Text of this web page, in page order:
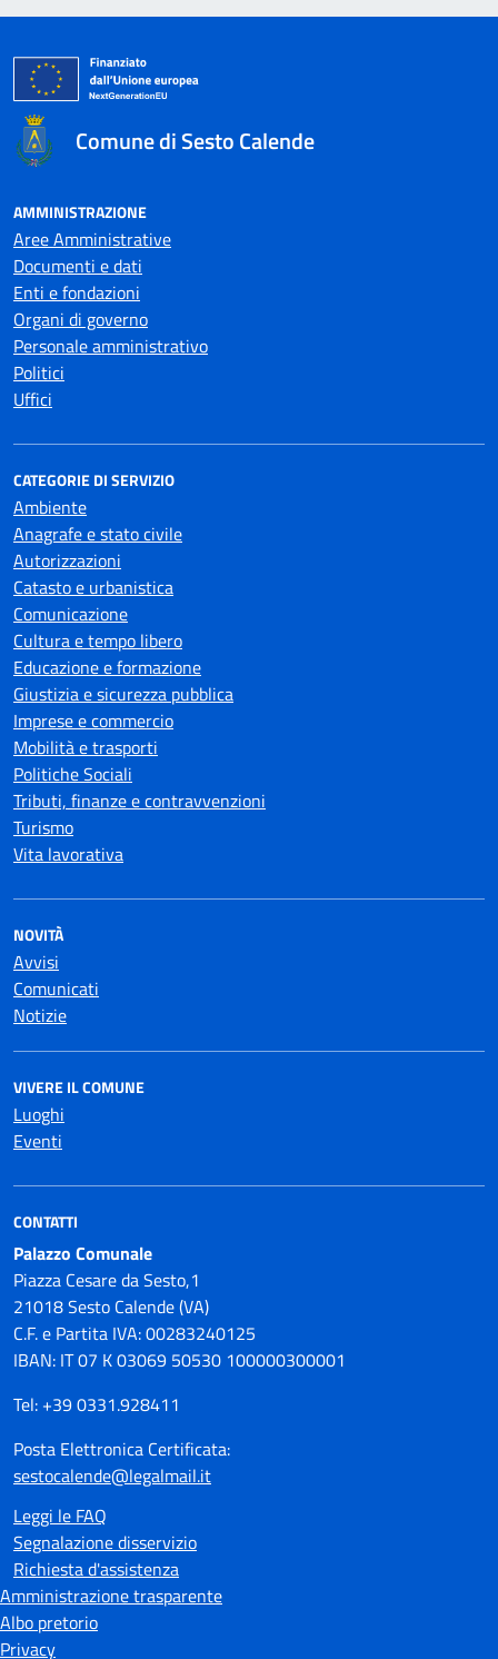
Comune di Sesto Calende
AMMINISTRAZIONE
Aree Amministrative
Documenti e dati
Enti e fondazioni
Organi di governo
Personale amministrativo
Politici
Uffici
CATEGORIE DI SERVIZIO
Ambiente
Anagrafe e stato civile
Autorizzazioni
Catasto e urbanistica
Comunicazione
Cultura e tempo libero
Educazione e formazione
Giustizia e sicurezza pubblica
Imprese e commercio
Mobilità e trasporti
Politiche Sociali
Tributi, finanze e contravvenzioni
Turismo
Vita lavorativa
NOVITÀ
Avvisi
Comunicati
Notizie
VIVERE IL COMUNE
Luoghi
Eventi
CONTATTI
Palazzo Comunale
Piazza Cesare da Sesto,1
21018 Sesto Calende (VA)
C.F. e Partita IVA: 00283240125
IBAN: IT 07 K 03069 50530 100000300001
Tel: +39 0331.928411
Posta Elettronica Certificata:
sestocalende@legalmail.it
Leggi le FAQ
Segnalazione disservizio
Richiesta d'assistenza
Amministrazione trasparente
Albo pretorio
Privacy